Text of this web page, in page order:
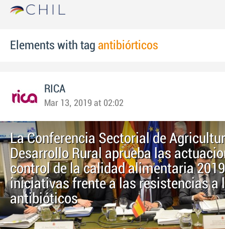
Elements with tag antibiórticos
RICA
Mar 13, 2019 at 02:02
La Conferencia Sectorial de
Desarrollo Rural aprueba las
control de la calidad alimentaria
iniciativas frente a las resistencias a
antibióticos